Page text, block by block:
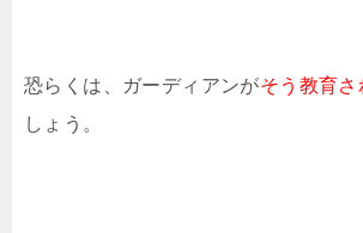
恐らくは、ガーディアンがそう教育さ
しょう。